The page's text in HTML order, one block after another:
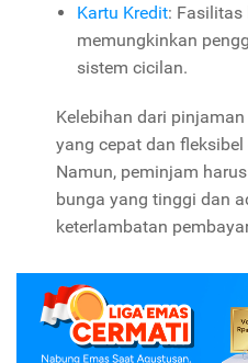
Kartu Kredit: Fasilitas
memungkinkan
sistem cicilan.
Kelebihan dari
yang cepat dan
Namun, peminjam
bunga yang tinggi dan
keterlambatan